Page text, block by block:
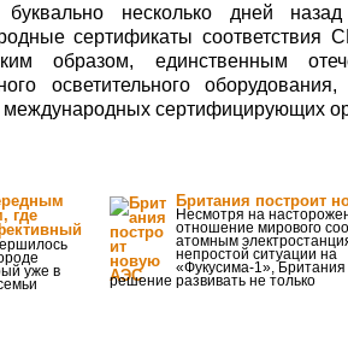
несколько дней
сертификаты соответствия
образом, единственным
осветительного оборудования,
международных сертифицирующих
где
уже в
Британия построит
Несмотря на
отношение мирового
атомным
непростой ситуации на
«Фукусима-1»,
решение развивать не только